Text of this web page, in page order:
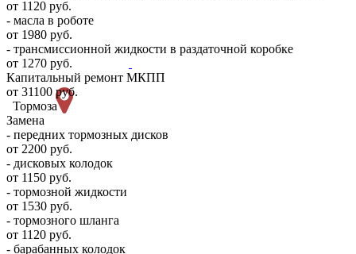
от 1120 руб.
- масла в роботе
от 1980 руб.
- трансмиссионной жидкости в раздаточной коробке
от 1270 руб.
Капитальный ремонт МКПП
от 31100 руб.
Тормоза
Замена
- передних тормозных дисков
от 2200 руб.
- дисковых колодок
от 1150 руб.
- тормозной жидкости
от 1530 руб.
- тормозного шланга
от 1120 руб.
- барабанных колодок